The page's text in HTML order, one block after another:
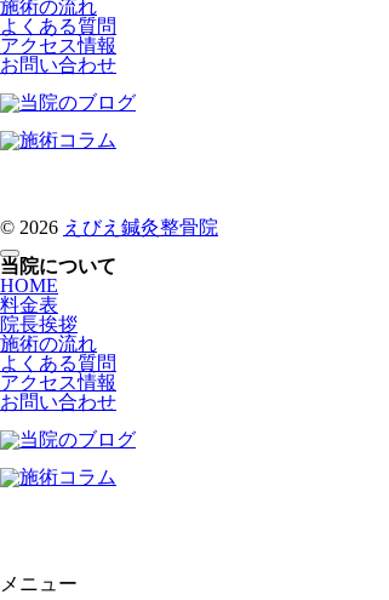
施術の流れ
よくある質問
アクセス情報
お問い合わせ
© 2026 えびえ鍼灸整骨院
当院について
HOME
料金表
院長挨拶
施術の流れ
よくある質問
アクセス情報
お問い合わせ
メニュー